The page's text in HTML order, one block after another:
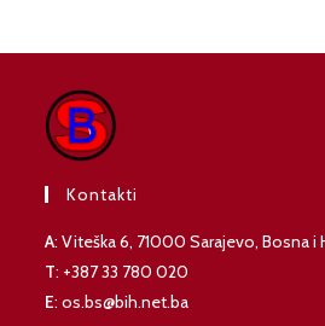
Kontakti
A: Viteška 6, 71000 Sarajevo, Bosna i
T: +387 33 780 020
E: os.bs@bih.net.ba